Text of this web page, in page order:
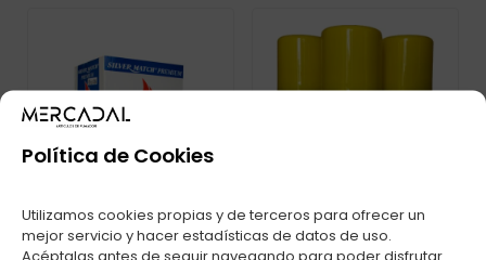
Política de Cookies
Utilizamos cookies propias y de terceros para ofrecer un
mejor servicio y hacer estadísticas de datos de uso.